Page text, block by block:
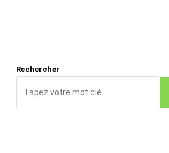
Rechercher